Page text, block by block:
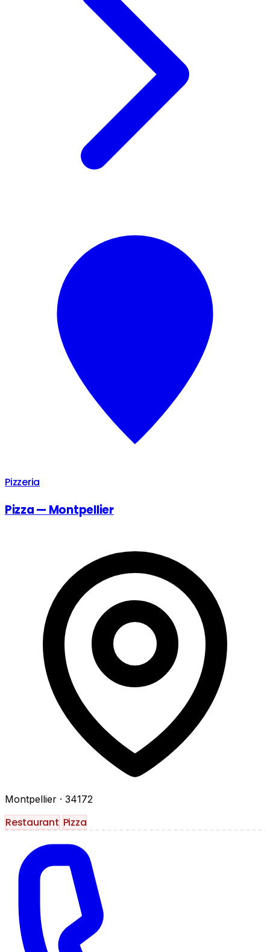
Pizzeria
Pizza — Montpellier
Montpellier · 34172
Restaurant Pizza